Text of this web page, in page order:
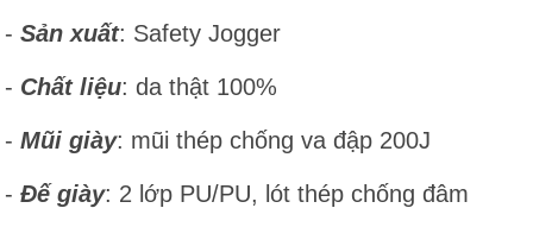
- Sản xuất: Safety Jogger
- Chất liệu: da thật 100%
-Mũi giày: mũi thép chống va đập 200J
-Đế giày: 2 lớp PU/PU, lót thép chống đâm